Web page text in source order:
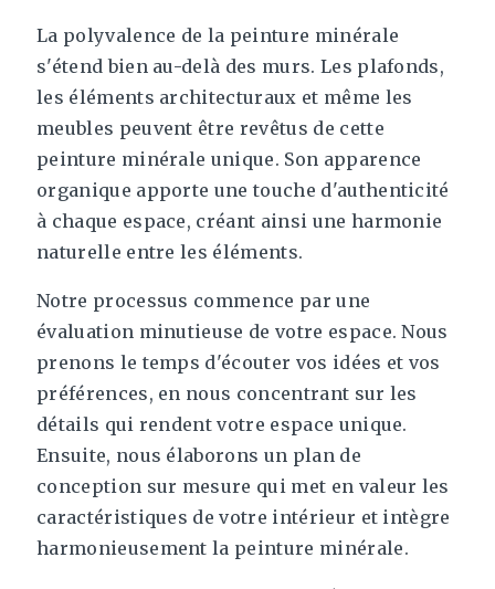
La polyvalence de la peinture minérale
s'étend bien au-delà des murs. Les plafonds,
les éléments architecturaux et même les
meubles peuvent être revêtus de cette
peinture minérale unique. Son apparence
organique apporte une touche d'authenticité
à chaque espace, créant ainsi une harmonie
naturelle entre les éléments.
Notre processus commence par une
évaluation minutieuse de votre espace. Nous
prenons le temps d'écouter vos idées et vos
préférences, en nous concentrant sur les
détails qui rendent votre espace unique.
Ensuite, nous élaborons un plan de
conception sur mesure qui met en valeur les
caractéristiques de votre intérieur et intègre
harmonieusement la peinture minérale.